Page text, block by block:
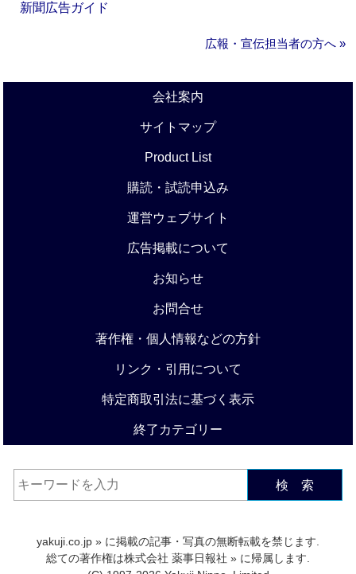
新聞広告ガイド
広報・宣伝担当者の方へ »
会社案内
サイトマップ
Product List
購読・試読申込み
運営ウェブサイト
広告掲載について
お知らせ
お問合せ
著作権・個人情報などの方針
リンク・引用について
特定商取引法に基づく表示
終了カテゴリー
検 索
yakuji.co.jp » に掲載の記事・写真の無断転載を禁じます.
総ての著作権は株式会社 薬事日報社 » に帰属します.